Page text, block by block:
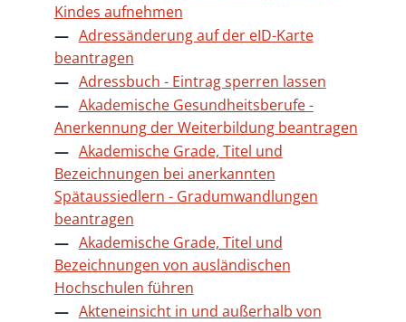
Kindes aufnehmen
Adressänderung auf der eID-Karte
beantragen
Adressbuch - Eintrag sperren lassen
Akademische Gesundheitsberufe -
Anerkennung der Weiterbildung beantragen
Akademische Grade, Titel und
Bezeichnungen bei anerkannten
Spätaussiedlern - Gradumwandlungen
beantragen
Akademische Grade, Titel und
Bezeichnungen von ausländischen
Hochschulen führen
Akteneinsicht in und außerhalb von